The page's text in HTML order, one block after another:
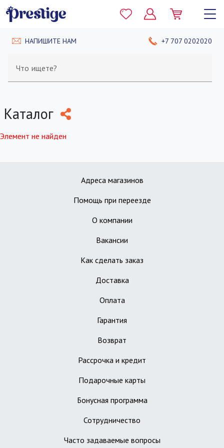
НАПИШИТЕ НАМ +7 707 0202020
Что ищете?
Каталог
Элемент не найден
Адреса магазинов
Помощь при переезде
О компании
Вакансии
Как сделать заказ
Доставка
Оплата
Гарантия
Возврат
Рассрочка и кредит
Подарочные карты
Бонусная программа
Сотрудничество
Часто задаваемые вопросы